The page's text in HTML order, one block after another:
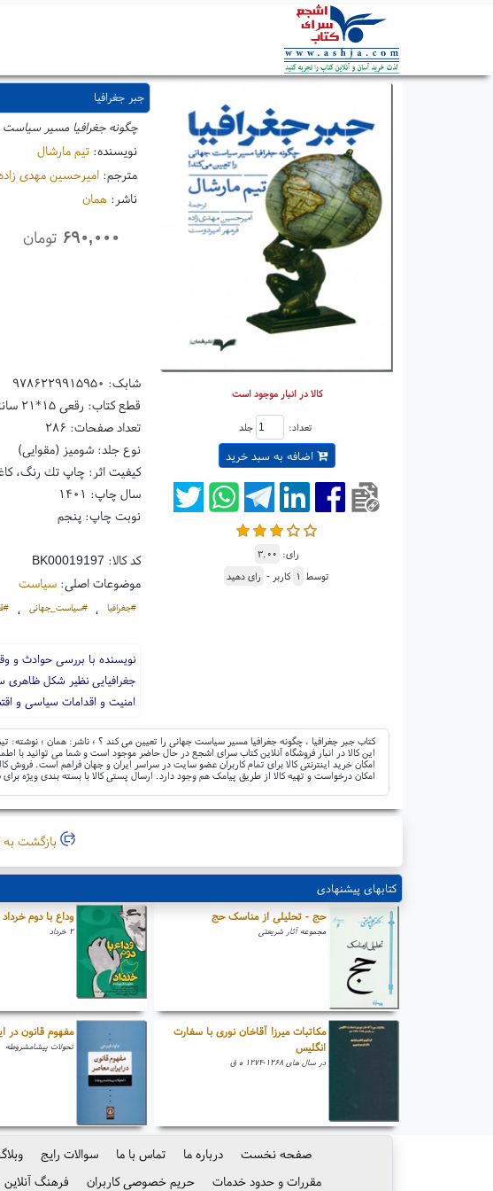
جبر جغرافیا
چگونه جغرافیا مسیر سیاست
نویسنده: تیم مارشال
مترجم: امیرحسین مهدی
ناشر: همان
۶۹۰,۰۰۰ تومان
کالا در انبار موجود است
تعداد: جلد
اضافه به سبد خرید
رای: ۳.۰۰
توسط ۱ کاربر - رای دهید
شابک: ۹۷۸۶۲۲۹۹۱۵۹۵۰
قطع کتاب: رقعی ۱۵*۲۱ سانتیمتر
تعداد صفحات: ۲۸۶
نوع جلد: شومیز (مقوایی)
کیفیت اثر: چاپ تك رنگ،
سال چاپ: ۱۴۰۱
نوبت چاپ: پنجم
کد کالا: BK00019197
موضوعات اصلی:سیاست
#جغرافیا ، #سیاست_جهانی ،
نویسنده با بررسی حوادث و
جغرافیایی نظیر شکل ظاهری
امنیت و اقدامات سیاسی و
کتاب جبر جغرافیا ، چگونه جغرافیا مسیر سیاست جهانی را تعیین می کند ؟ ؛ ناشر: همان ؛ نوشته:
این کالا در انبار فروشگاه آنلاین کتاب سرای اشجع در حال حاضر موجود است و شما می توانید با
امکان خرید اینترنتی کالا برای تمام کاربران عضو سایت در سراسر ایران و جهان فراهم است.
امکان درخواست و تهیه کالا از طریق پیامک هم وجود دارد. ارسال پستی کالا با بسته بندی ویژه
بازگشت به
کتابهای پیشنهادی
حج - تحلیلی از مناسک حج
مجموعه آثار شریعتی
وداع با دوم خرداد
۲ خرداد
مکاتبات میرزا آقاخان نوری با سفارت
انگلیس
در سال های ۱۲۶۸-۱۲۷۴ ه ق
مفهوم قانون در
تحولات پیشامشروطه
صفحه نخست درباره ما تماس با ما سوالات رایج
مقررات و حدود خدمات
حریم خصوصی کاربران فرهنگ